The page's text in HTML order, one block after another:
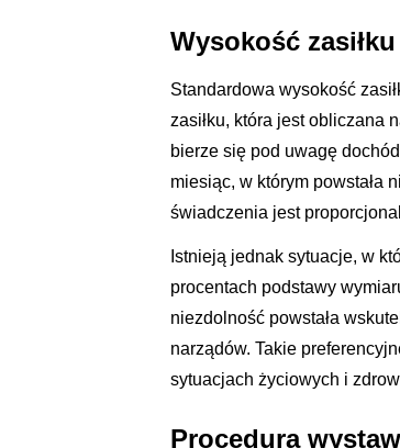
Wysokość
Standardowa wysokość
zasiłku, która jest obliczana
bierze się pod uwagę
miesiąc, w którym powstała
świadczenia jest
Istnieją jednak sytuacje, w
procentach podstawy
niezdolność powstała
narządów. Takie
sytuacjach życiowych i
Procedura